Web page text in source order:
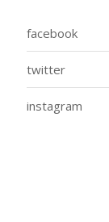
facebook
twitter
instagram